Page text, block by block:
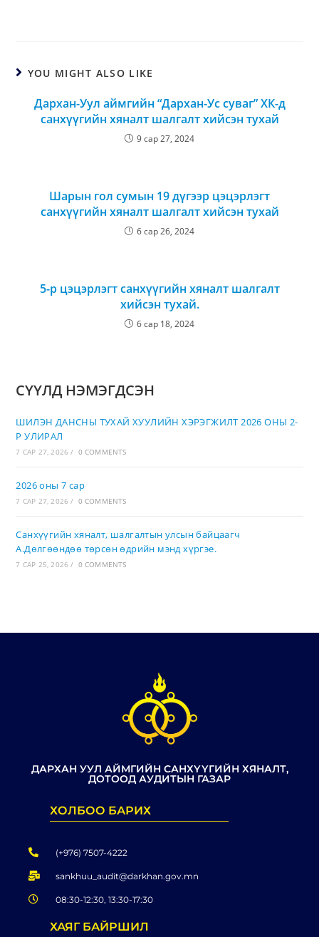
YOU MIGHT ALSO LIKE
Дархан-Уул аймгийн “Дархан-Ус суваг” ХК-д
санхүүгийн хяналт шалгалт хийсэн тухай
9 сар 27, 2024
Шарын гол сумын 19 дүгээр цэцэрлэгт
санхүүгийн хяналт шалгалт хийсэн тухай
6 сар 26, 2024
5-р цэцэрлэгт санхүүгийн хяналт шалгалт
хийсэн тухай.
6 сар 18, 2024
СҮҮЛД НЭМЭГДСЭН
ШИЛЭН ДАНСНЫ ТУХАЙ ХУУЛИЙН ХЭРЭГЖИЛТ 2026 ОНЫ 2-
Р УЛИРАЛ
7 САР 27, 2026 / 0 COMMENTS
2026 оны 7 сар
7 САР 27, 2026 / 0 COMMENTS
Санхүүгийн хяналт, шалгалтын улсын байцаагч
А.Дөлгөөндөө төрсөн өдрийн мэнд хүргэе.
7 САР 25, 2026 / 0 COMMENTS
ДАРХАН УУЛ АЙМГИЙН САНХҮҮГИЙН ХЯНАЛТ,
ДОТООД АУДИТЫН ГАЗАР
ХОЛБОО БАРИХ
(+976) 7507-4222
sankhuu_audit@darkhan.gov.mn
08:30-12:30, 13:30-17:30
ХАЯГ БАЙРШИЛ